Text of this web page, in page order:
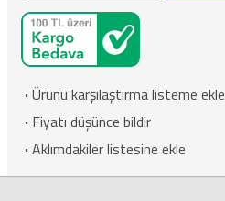
·Ürünü karşılaştırma listeme ekle
· Fiyatı düşünce bildir
·Aklımdakiler listesine ekle